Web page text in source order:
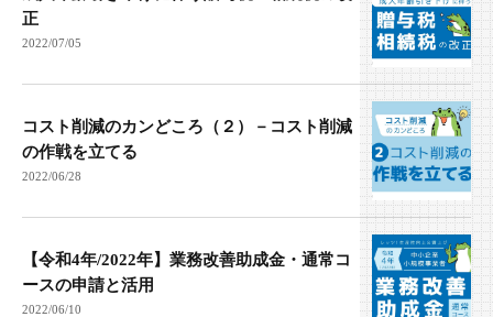
正
2022/07/05
コスト削減のカンどころ（２）－コスト削減
の作戦を立てる
2022/06/28
【令和4年/2022年】業務改善助成金・通常コ
ースの申請と活用
2022/06/10